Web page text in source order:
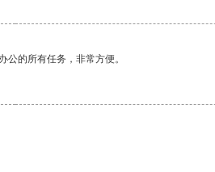
的所有任务，非常方便。